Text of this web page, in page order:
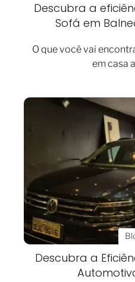
Descubra a
Sofá em
O que você vai
em casa
Descubra a